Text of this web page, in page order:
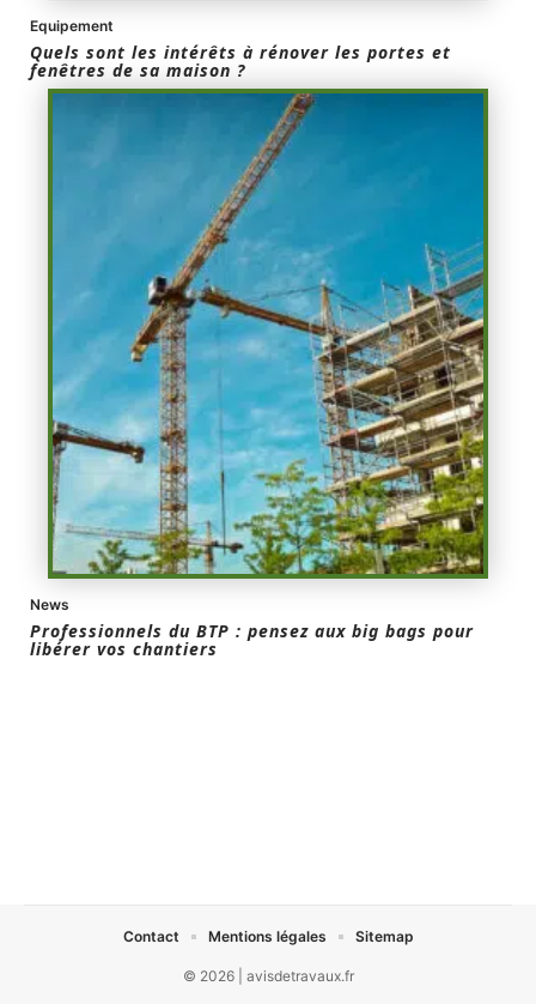
Equipement
Quels sont les intérêts à rénover les portes et
fenêtres de sa maison ?
News
Professionnels du BTP : pensez aux big bags pour
libérer vos chantiers
© 2026 | avisdetravaux.fr
Contact Mentions légales Sitemap